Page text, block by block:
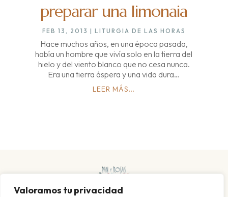
Valoramos tu privacidad
preparar una limonaia
FEB 13, 2013 | LITURGIA DE LAS HORAS
Hace muchos años, en una época pasada,
había un hombre que vivía solo en la tierra del
hielo y del viento blanco que no cesa nunca.
Era una tierra áspera y una vida dura…
LEER MÁS...